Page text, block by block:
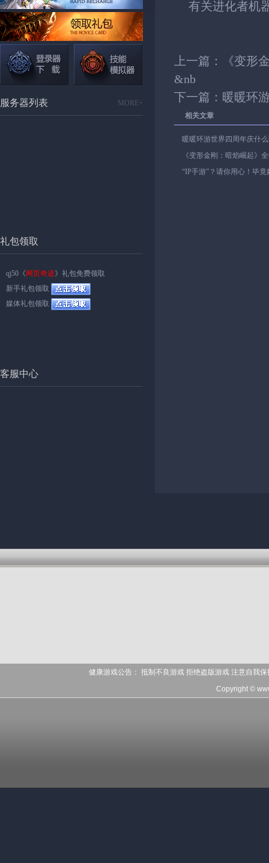
MORE+
服务器列表
礼包领取
qj50《 网页奇迹》礼包免费领取
新手礼包领取
媒体礼包领取
客服中心
有关进化者机
上一篇：
《变形
&nb
下一篇： 暖暖环
相关文章
暖暖环游世界四周年庆什
《变形金刚：暗焰崛起》
“IP手游”？请你用心！毕
健康游戏公告： 抵制不良游戏 拒绝盗版游戏 注意自我
Copyright ©